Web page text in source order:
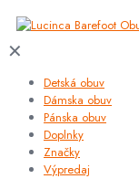
✕
Detská obuv
Dámska obuv
Pánska obuv
Doplnky
Značky
Výpredaj